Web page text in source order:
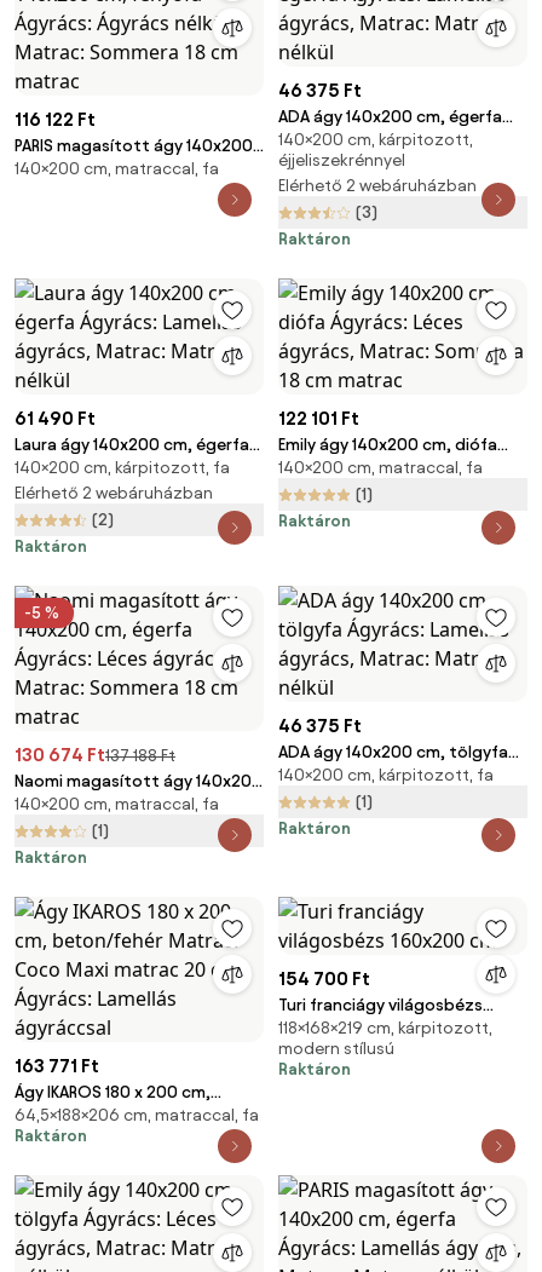
116 122 Ft
PARIS magasított ágy 140x200
cm, fenyőfa Ágyrács: Ágyrács
nélkül, Matrac: Sommera 18 cm
140×200 cm, matraccal, fa
46 375 Ft
ADA ágy 140x200 cm, égerfa
Ágyrács: Lamellás ágyrács,
Matrac: Matrac nélkül
140×200 cm, kárpitozott,
éjjeliszekrénnyel
Elérhető 2 webáruházban
(3)
Raktáron
61 490 Ft
Laura ágy 140x200 cm, égerfa
Ágyrács: Lamellás ágyrács,
Matrac: Matrac nélkül
140×200 cm, kárpitozott, fa
Elérhető 2 webáruházban
(2)
Raktáron
122 101 Ft
Emily ágy 140x200 cm, diófa
Ágyrács: Léces ágyrács,
Matrac: Sommera 18 cm matrac
140×200 cm, matraccal, fa
(1)
Raktáron
-5 %
130 674 Ft137 188 Ft
Naomi magasított ágy 140x200
cm, égerfa Ágyrács: Léces
ágyrács, Matrac: Sommera 18
cm matrac
140×200 cm, matraccal, fa
(1)
Raktáron
46 375 Ft
ADA ágy 140x200 cm, tölgyfa
Ágyrács: Lamellás ágyrács,
Matrac: Matrac nélkül
140×200 cm, kárpitozott, fa
(1)
Raktáron
163 771 Ft
Ágy IKAROS 180 x 200 cm,
beton/fehér Matrac: Coco
Maxi matrac 20 cm, Ágyrács:
64,5×188×206 cm, matraccal, fa
Raktáron
154 700 Ft
Turi franciágy világosbézs
160x200 cm
118×168×219 cm, kárpitozott,
modern stílusú
Raktáron